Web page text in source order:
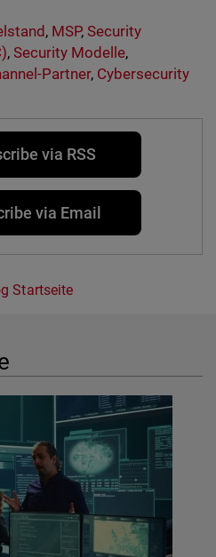
, MSP,Security
, Security Modelle,
Partner, Cybersecurity
via RSS
via Email
Startseite